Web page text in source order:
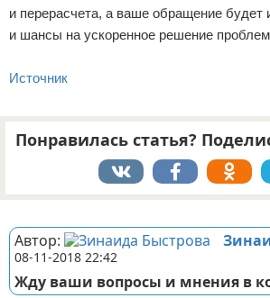
и перерасчета, а ваше обращение будет
и шансы на ускоренное решение
Источник
Понравилась статья?
Автор:
08-11-2018 22:42
Жду ваши вопросы и мнения в